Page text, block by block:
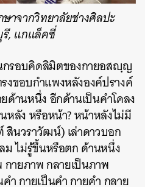
าจากวิทยาลัยช่างศิลปะ
, แกแล็คซี่
กรอบคิดลิมิตของกายอสญฺญ
งขอบกำแพงหลังองค์ปรางค์
านหนึ่ง อีกด้านเป็นคำโคลง
ลัง หรือหน้า? หน้าหลังไม่มี
นวราวัฒน์) เล่าดาวบอก
ไม่รู้ขึ้นหรือตก ด้านหนึ่ง
ายภาพ กลายเป็นภาพ
ำ กายเป็นคำ กายคำ กลาย